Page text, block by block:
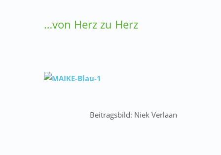
…von Herz zu Herz
Beitragsbild: Niek Verlaan